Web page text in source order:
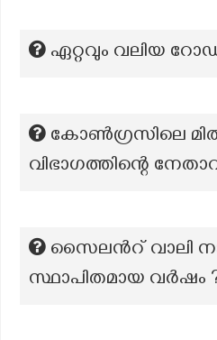
ഏറ്റവും വലിയ
കോൺഗ്രസിലെ
വിഭാഗത്തിന്റെ
സൈലൻറ് വാലി
സ്ഥാപിതമായ വർഷം